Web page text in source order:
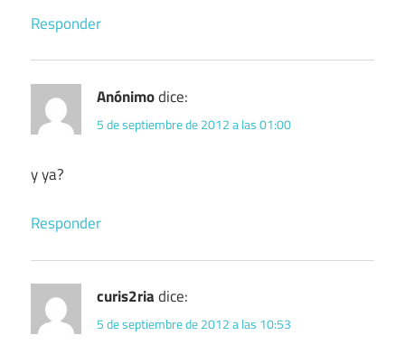
Responder
Anónimodice:
5 de septiembre de 2012 a las 01:00
y ya?
Responder
curis2riadice:
5 de septiembre de 2012 a las 10:53